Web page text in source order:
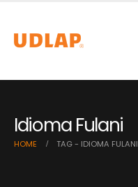
Idioma Fulani
HOME TAG - IDIOMA FULANI